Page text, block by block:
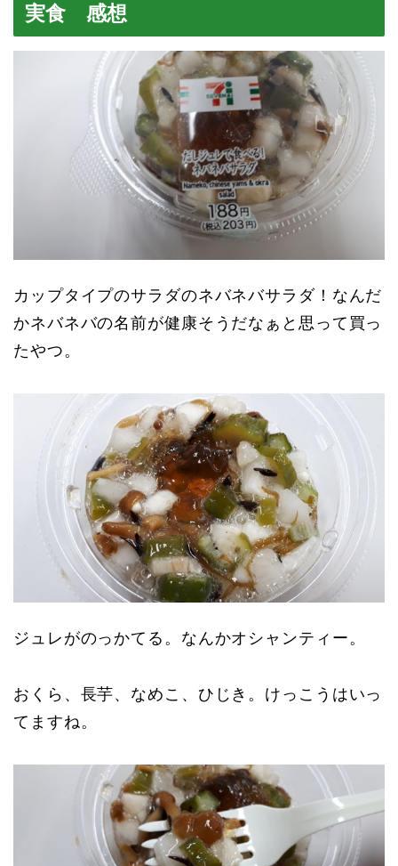
実食 感想
カップタイプのサラダのネバネバサラダ！なんだ
かネバネバの名前が健康そうだなぁと思って買っ
たやつ。
ジュレがのっかてる。なんかオシャンティー。
おくら、長芋、なめこ、ひじき。けっこうはいっ
てますね。